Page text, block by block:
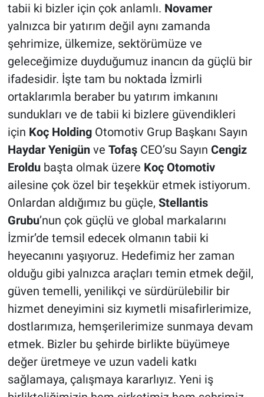
tabii ki bizler için çok anlamlı. Novamer
yalnızca bir yatırım değil aynı zamanda
şehrimize, ülkemize, sektörümüze ve
geleceğimize duyduğumuz inancın da güçlü bir
ifadesidir. İşte tam bu noktada İzmirli
ortaklarımla beraber bu yatırım imkanını
sundukları ve de tabii ki bizlere güvendikleri
için Koç HoldingOtomotiv Grup Başkanı Sayın
Haydar Yenigünve TofaşCEO’su Sayın Cengiz
Eroldubaşta olmak üzere Koç Otomotiv
ailesine çok özel bir teşekkür etmek istiyorum.
Onlardan aldığımız bu güçle, Stellantis
Grubu’nun çok güçlü ve global markalarını
İzmir’de temsil edecek olmanın tabii ki
heyecanını yaşıyoruz. Hedefimiz her zaman
olduğu gibi yalnızca araçları temin etmek değil,
güven temelli, yenilikçi ve sürdürülebilir bir
hizmet deneyimini siz kıymetli misafirlerimize,
dostlarımıza, hemşerilerimize sunmaya devam
etmek. Bizler bu şehirde birlikte büyümeye
değer üretmeye ve uzun vadeli katkı
sağlamaya, çalışmaya kararlıyız. Yeni iş